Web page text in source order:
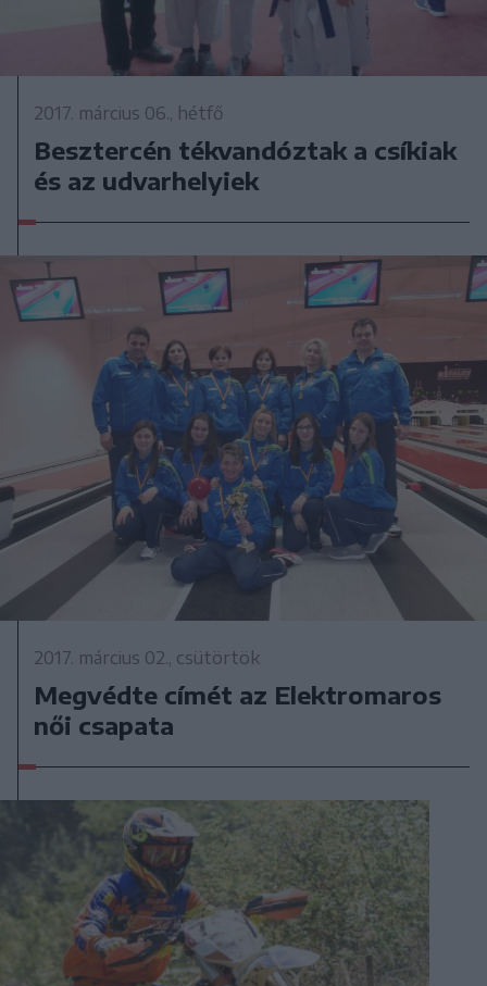
2017. március 06., hétfő
Besztercén tékvandóztak a csíkiak
és az udvarhelyiek
2017. március 02., csütörtök
Megvédte címét az Elektromaros
női csapata